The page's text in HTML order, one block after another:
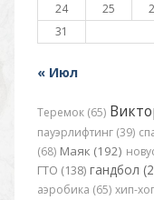
24
25
31
« Июл
Теремок (65)
пауэрлифтинг (39)
(68) Маяк (192)
ГТО (138) гандбол
аэробика (65) хип-